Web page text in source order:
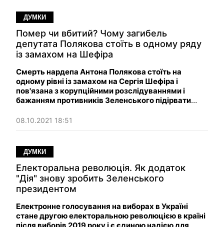
ДУМКИ
Помер чи вбитий? Чому загибель
депутата Полякова стоїть в одному ряду
із замахом на Шефіра
Смерть нардепа Антона Полякова стоїть на
одному рівні із замахом на Сергія Шефіра і
пов'язана з корупційними розслідуваннями і
бажанням противників Зеленського підірвати
08.10.2021 18:51
ДУМКИ
Електоральна революція. Як додаток
"Дія" знову зробить Зеленського
президентом
Електронне голосування на виборах в Україні
стане другою електоральною революцією в країні